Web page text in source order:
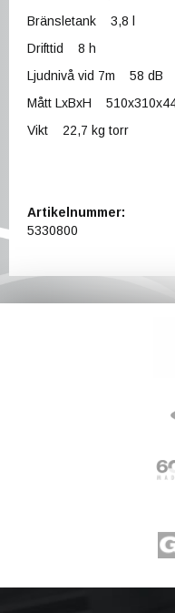
Bränsletank 3,8 l
Drifttid 8 h
Ljudnivå vid 7m 58 dB
Mått LxBxH
Vikt 22,7 kg torr
Artikelnummer:
5330800